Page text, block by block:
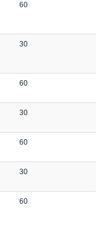
60
30
60
30
60
30
60